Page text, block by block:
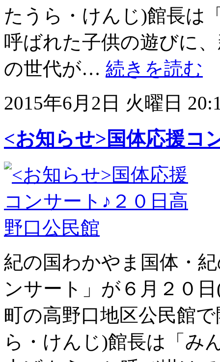
たうら・けんじ)館長は
呼ばれた子供の遊びに
の世代が… 続きを読む
2015年6月2日 火曜日
<お知らせ>国体応援コ
紀の国わかやま国体・
ンサート」が６月２０
町の高野口地区公民館
ら・けんじ)館長は「み